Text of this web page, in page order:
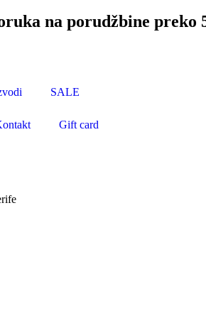
na porudžbine preko
SALE
Gift card